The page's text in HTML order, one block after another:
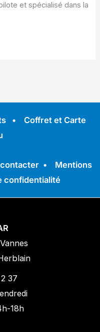
et spécialisé dans la
• Coffret et Carte
• Mentions
confidentialité
37
18h